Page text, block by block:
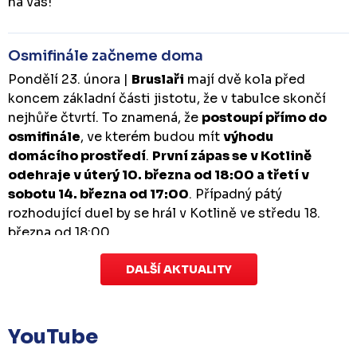
Osmifinále začneme doma
Pondělí 23. února | Bruslaři mají dvě kola před
koncem základní části jistotu, že v tabulce skončí
nejhůře čtvrtí. To znamená, že postoupí přímo do
osmifinále, ve kterém budou mítvýhodu
domácího prostředí. První zápas se v Kotlině
odehraje v úterý 10. března od 18:00 a třetí v
sobotu 14. března od 17:00. Případný pátý
rozhodující duel by se hrál v Kotlině ve středu 18.
března od 18:00.
Zápas dorostu je odložen
které se mělo odehrát v pátek 30. ledna ve 14:15,
odloženo!Odehraje se v náhradním termínu, o
DALŠÍ AKTUALITY
YouTube